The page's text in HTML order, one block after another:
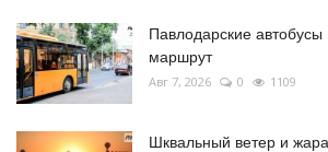
Павлодарские
маршрут
Авг 7, 2026 0 1109
Шквальный ветер и